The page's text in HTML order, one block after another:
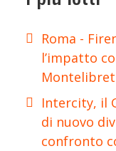
Roma -
l’impatto
Intercity, il
di nuovo
confronto